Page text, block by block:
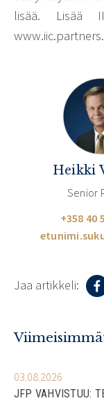
lisää. Lisää
Heikki
Senior
+358 40
Jaa artikkeli:
03.08.2026
JFP VAHVISTUU: